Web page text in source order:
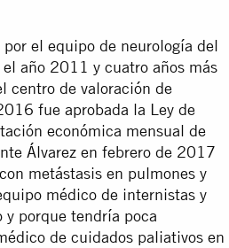
el equipo de neurología del
año 2011 y cuatro años más
centro de valoración de
fue aprobada la Ley de
económica mensual de
Álvarez en febrero de 2017
metástasis en pulmones y
médico de internistas y
y porque tendría poca
de cuidados paliativos en